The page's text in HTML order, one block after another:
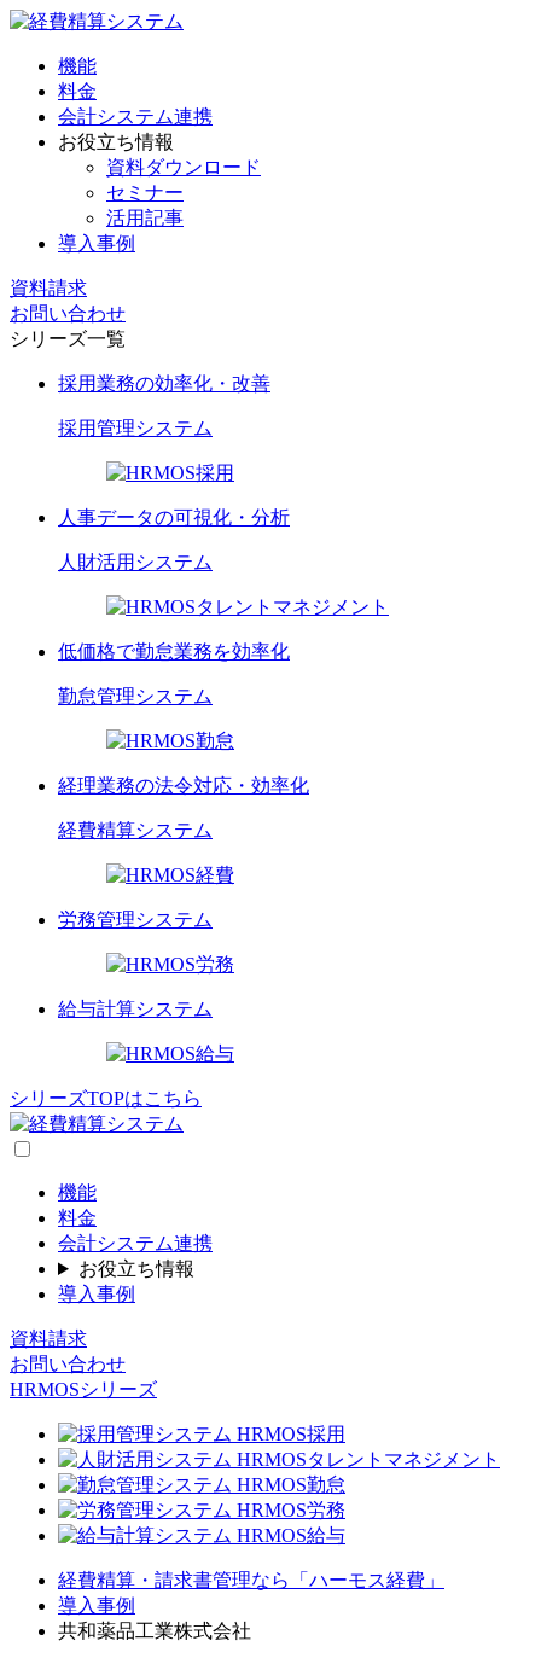
機能
料金
会計システム連携
お役立ち情報
資料ダウンロード
セミナー
活用記事
導入事例
資料請求
お問い合わせ
シリーズ一覧
採用業務の効率化・改善
採用管理システム
人事データの可視化・分析
人財活用 システム
低価格で勤怠業務を効率化
勤怠管理システム
経理業務の法令対応・効率化
経費精算システム
労務管理システム
給与計算システム
シリーズTOPはこちら
機能
料金
会計システム連携
お役立ち情報
導入事例
資料請求
お問い合わせ
HRMOSシリーズ
経費精算・請求書管理なら「ハーモス経費」
導入事例
共和薬品工業株式会社